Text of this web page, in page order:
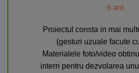
6 ani.
Proiectul consta in mai
(gesturi uzuale facute
Materialele foto/video
intern pentru dezvolarea